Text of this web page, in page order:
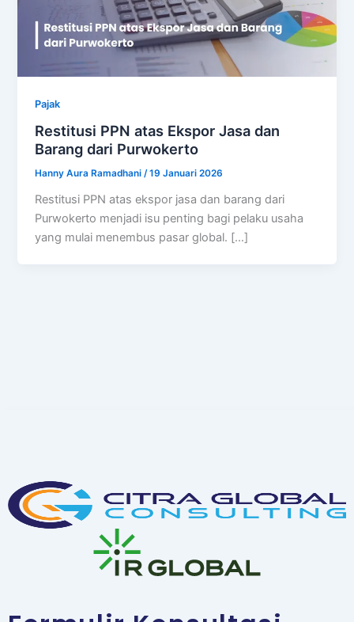
Pajak
Restitusi PPN atas Ekspor Jasa dan
Barang dari Purwokerto
Hanny Aura Ramadhani/19 Januari 2026
Restitusi PPN atas ekspor jasa dan barang dari
Purwokerto menjadi isu penting bagi pelaku usaha
yang mulai menembus pasar global. […]